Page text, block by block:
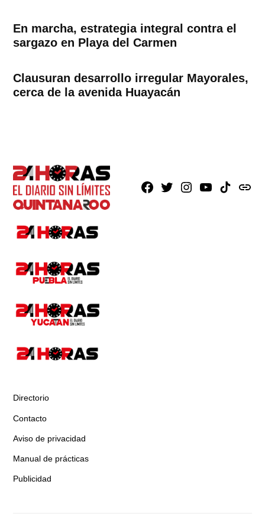
En marcha, estrategia integral contra el
sargazo en Playa del Carmen
Clausuran desarrollo irregular Mayorales,
cerca de la avenida Huayacán
Facebook
X Instagram
YoutubeTikTokissuu
Directorio
Contacto
Aviso de privacidad
Manual de prácticas
Publicidad